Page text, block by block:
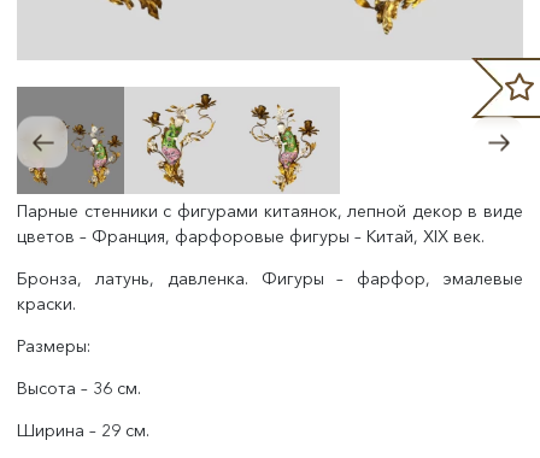
Парные стенники с фигурами китаянок, лепной декор в виде
цветов – Франция, фарфоровые фигуры – Китай, XIX век.
Бронза, латунь, давленка. Фигуры – фарфор, эмалевые
краски.
Размеры:
Высота – 36 см.
Ширина – 29 см.